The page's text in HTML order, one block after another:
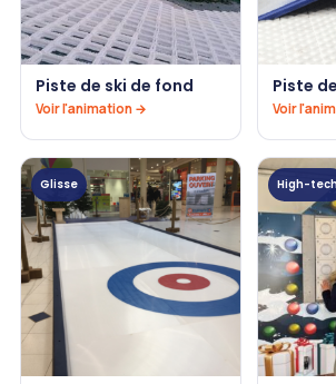
Piste de ski de fond
Voir l'animation →
Piste
Voir
Glisse High-tech